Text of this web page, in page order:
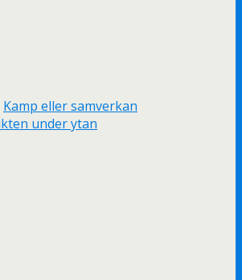
Kamp eller samverkan
under ytan